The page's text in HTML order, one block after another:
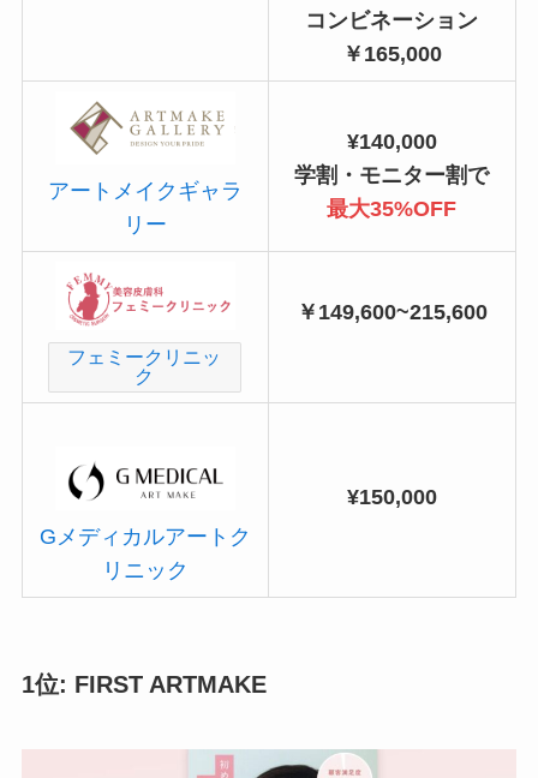
コンビネーション
￥165,000
アートメイクギャラ
リー
¥140,000
学割・モニター割で
最大35%OFF
フェミークリニッ
ク
￥149,600~215,600
Gメディカルアートク
リニック
¥150,000
1位: FIRST ARTMAKE